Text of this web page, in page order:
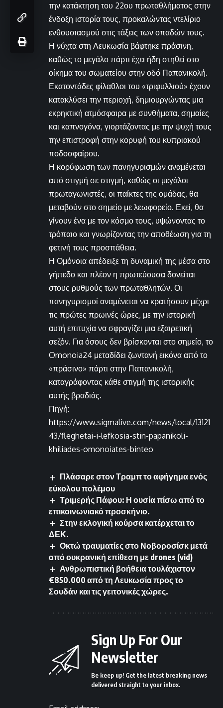
την κατάκτηση του 22ου πρωταθλήματος στην
ένδοξη ιστορία τους, προκαλώντας ντελίριο
ενθουσιασμού στις τάξεις των οπαδών τους.
Η νύχτα στη Λευκωσία βάφτηκε πράσινη,
καθώς το μεγάλο πάρτι έχει ήδη στηθεί στο
οίκημα του σωματείου στην οδό Παπανικολή.
Εκατοντάδες φίλαθλοι του «τριφυλλιού» έχουν
κατακλύσει την περιοχή, δημιουργώντας μια
εκρηκτική ατμόσφαιρα με συνθήματα, σημαίες
και καπνογόνα, γιορτάζοντας με την ψυχή τους
την επιστροφή στην κορυφή του κυπριακού
ποδοσφαίρου.
Η κορύφωση των πανηγυρισμών αναμένεται
από στιγμή σε στιγμή, καθώς οι μεγάλοι
πρωταγωνιστές, οι παίκτες της ομάδας, θα
μεταβούν στο σημείο με λεωφορείο. Εκεί, θα
γίνουν ένα με τον κόσμο τους, υψώνοντας το
τρόπαιο και γνωρίζοντας την αποθέωση για τη
φετινή τους προσπάθεια.
Η Ομόνοια απέδειξε τη δυναμική της μέσα στο
γήπεδο και πλέον η πρωτεύουσα δονείται
στους ρυθμούς των πρωταθλητών. Οι
πανηγυρισμοί αναμένεται να κρατήσουν μέχρι
τις πρώτες πρωινές ώρες, με την ιστορική
αυτή επιτυχία να σφραγίζει μια εξαιρετική
σεζόν. Για όσους δεν βρίσκονται στο σημείο, το
Omonoia24 μεταδίδει ζωντανή εικόνα από το
«πράσινο» πάρτι στην Παπανικολή,
καταγράφοντας κάθε στιγμή της ιστορικής
αυτής βραδιάς.
Πηγή:
https://www.sigmalive.com/news/local/13121
43/fleghetai-i-lefkosia-stin-papanikoli-
khiliades-omonoiates-binteo
Πλάσαρε στον Τραμπ το αφήγημα ενός
εύκολου πολέμου
Τριμερής Πάφου: Η ουσία πίσω από το
επικοινωνιακό προσκήνιο.
Στην εκλογική κούρσα κατέρχεται το
ΔΕΚ.
Οκτώ τραυματίες στο Νοβοροσίσκ μετά
από ουκρανική επίθεση με drones (vid)
Ανθρωπιστική βοήθεια τουλάχιστον
€850.000 από τη Λευκωσία προς το
Σουδάν και τις γειτονικές χώρες.
Sign Up For Our
Newsletter
Be keep up! Get the latest breaking news
delivered straight to your inbox.